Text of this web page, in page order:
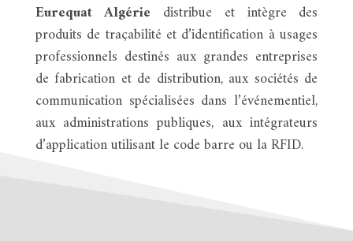
Eurequat Algérie distribue et intègre des
produits de traçabilité et d’identification à usages
professionnels destinés aux grandes entreprises
de fabrication et de distribution, aux sociétés de
communication spécialisées dans l’événementiel,
aux administrations publiques, aux intégrateurs
d’application utilisant le code barre ou la RFID.